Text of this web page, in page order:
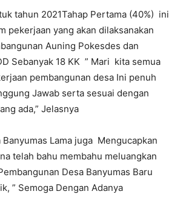
tahun 2021Tahap Pertama (40%) ini
pekerjaan yang akan dilaksanakan
Auning Pokesdes dan
Sebanyak 18 KK ” Mari kita semua
pembangunan desa Ini penuh
Jawab serta sesuai dengan
ada,” Jelasnya
Lama juga Mengucapkan
telah bahu membahu meluangkan
Desa Banyumas Baru
” Semoga Dengan Adanya